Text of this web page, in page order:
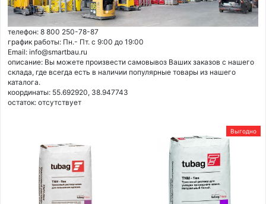
телефон: 8 800 250-78-87
график работы: Пн.- Пт. с 9:00 до 19:00
Email: info@smartbau.ru
описание: Вы можете произвести самовывоз Ваших заказов с нашего
склада, где всегда есть в наличии популярные товары из нашего
каталога.
координаты: 55.692920, 38.947743
остаток: отсутствует
Выгодно